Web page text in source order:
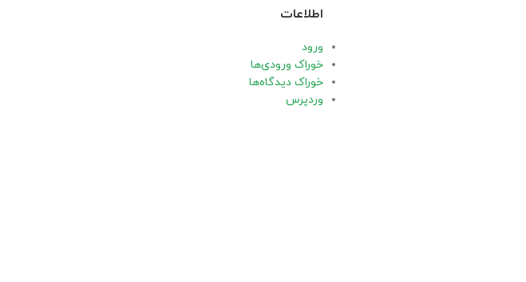
اطلاعات
ورود
خوراک ورودی‌ها
خوراک دیدگاه‌ها
وردپرس